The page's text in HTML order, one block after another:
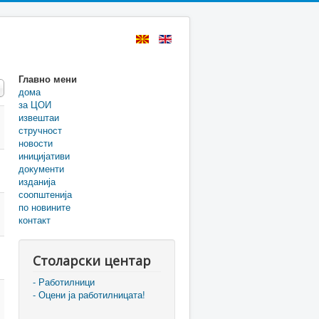
Главно мени
дома
за ЦОИ
извештаи
стручност
новости
иницијативи
документи
изданија
соопштенија
по новините
контакт
Столарски центар
- Работилници
- Оцени ја работилницата!